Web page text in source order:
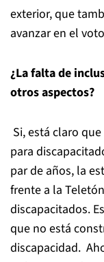
exterior, que
avanzar en el
¿La falta de
otros aspectos?
Si, está claro
para
par de años, la
frente a la
discapacitados.
que no está
discapacidad.